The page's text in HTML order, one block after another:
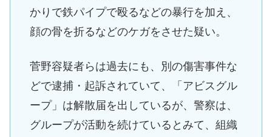
かりで鉄パイプで殴るなどの暴行を加え、
顔の骨を折るなどのケガをさせた疑い。
菅野容疑者らは過去にも、別の傷害事件な
どで逮捕・起訴されていて、「アビスグル
ープ」は解散届を出しているが、警察は、
グループが活動を続けているとみて、組織